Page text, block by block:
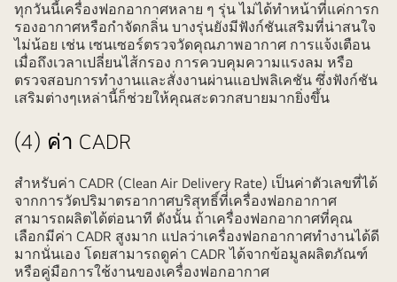
ทุกวันนี้เครื่องฟอกอากาศหลาย ๆ รุ่น ไม่ได้ทำหน้าที่แค่การก
รองอากาศหรือกำจัดกลิ่น บางรุ่นยังมีฟังก์ชันเสริมที่น่าสนใจ
ไม่น้อย เช่น เซนเซอร์ตรวจวัดคุณภาพอากาศ การแจ้งเตือน
เมื่อถึงเวลาเปลี่ยนไส้กรอง การควบคุมความแรงลม หรือ
ตรวจสอบการทำงานและสั่งงานผ่านแอปพลิเคชัน ซึ่งฟังก์ชัน
เสริมต่างๆเหล่านี้ก็ช่วยให้คุณสะดวกสบายมากยิ่งขึ้น
(4) ค่า CADR
สำหรับค่า CADR (Clean Air Delivery Rate) เป็นค่าตัวเลขที่ได้
จากการวัดปริมาตรอากาศบริสุทธิ์ที่เครื่องฟอกอากาศ
สามารถผลิตได้ต่อนาที ดังนั้น ถ้าเครื่องฟอกอากาศที่คุณ
เลือกมีค่า CADR สูงมาก แปลว่าเครื่องฟอกอากาศทำงานได้ดี
มากนั่นเอง โดยสามารถดูค่า CADR ได้จากข้อมูลผลิตภัณฑ์
หรือคู่มือการใช้งานของเครื่องฟอกอากาศ